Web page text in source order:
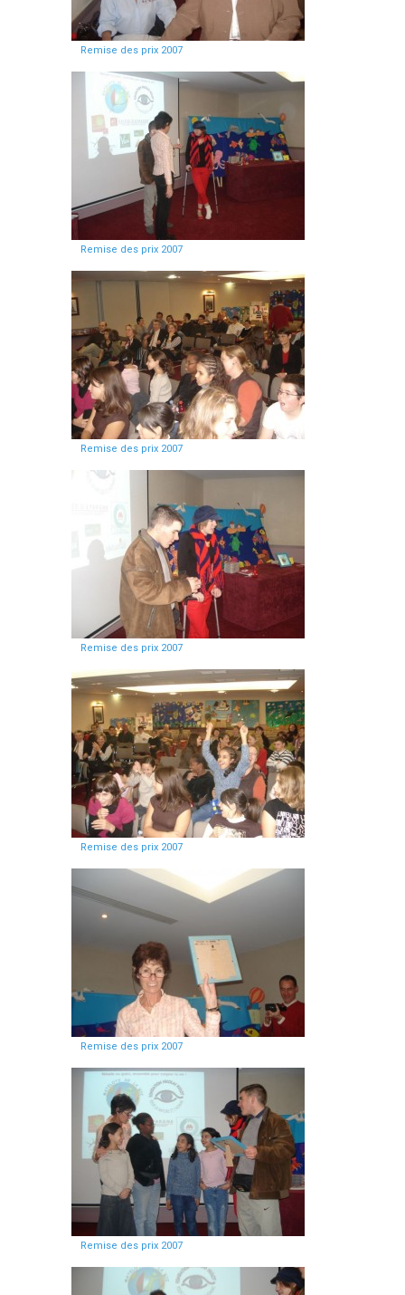
Remise des prix 2007
Remise des prix 2007
Remise des prix 2007
Remise des prix 2007
Remise des prix 2007
Remise des prix 2007
Remise des prix 2007